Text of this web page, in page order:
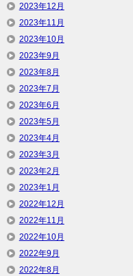
2023年12月
2023年11月
2023年10月
2023年9月
2023年8月
2023年7月
2023年6月
2023年5月
2023年4月
2023年3月
2023年2月
2023年1月
2022年12月
2022年11月
2022年10月
2022年9月
2022年8月